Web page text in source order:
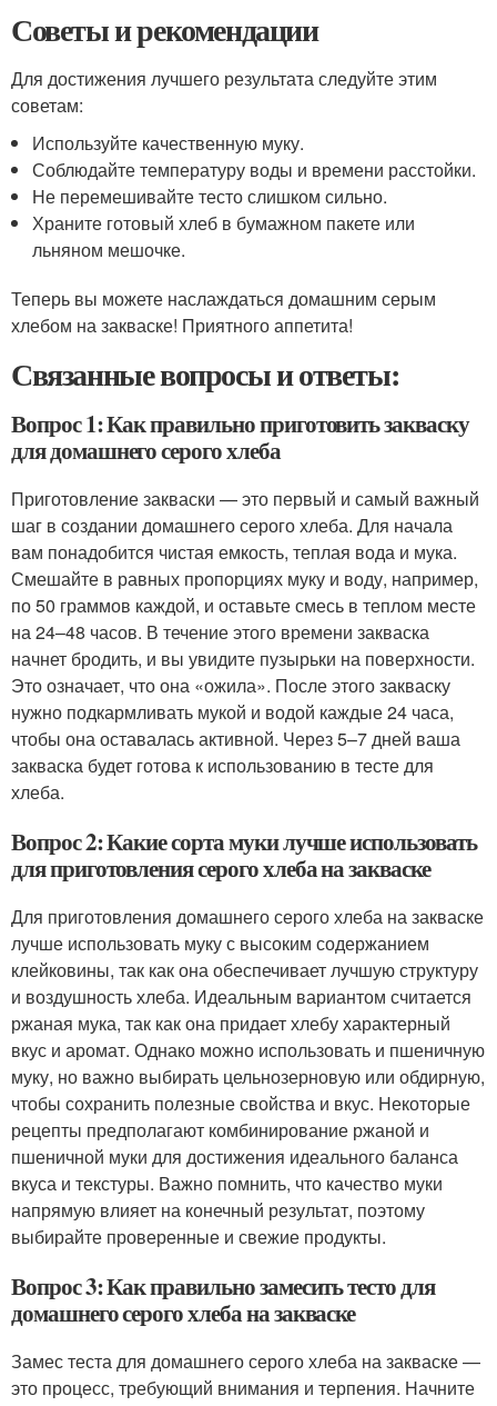
Советы и рекомендации
Для достижения лучшего результата следуйте этим
советам:
Используйте качественную муку.
Соблюдайте температуру воды и времени расстойки.
Не перемешивайте тесто слишком сильно.
Храните готовый хлеб в бумажном пакете или
льняном мешочке.
Теперь вы можете наслаждаться домашним серым
хлебом на закваске! Приятного аппетита!
Связанные вопросы и ответы:
Вопрос 1: Как правильно приготовить закваску
для домашнего серого хлеба
Приготовление закваски — это первый и самый важный
шаг в создании домашнего серого хлеба. Для начала
вам понадобится чистая емкость, теплая вода и мука.
Смешайте в равных пропорциях муку и воду, например,
по 50 граммов каждой, и оставьте смесь в теплом месте
на 24–48 часов. В течение этого времени закваска
начнет бродить, и вы увидите пузырьки на поверхности.
Это означает, что она «ожила». После этого закваску
нужно подкармливать мукой и водой каждые 24 часа,
чтобы она оставалась активной. Через 5–7 дней ваша
закваска будет готова к использованию в тесте для
хлеба.
Вопрос 2: Какие сорта муки лучше использовать
для приготовления серого хлеба на закваске
Для приготовления домашнего серого хлеба на закваске
лучше использовать муку с высоким содержанием
клейковины, так как она обеспечивает лучшую структуру
и воздушность хлеба. Идеальным вариантом считается
ржаная мука, так как она придает хлебу характерный
вкус и аромат. Однако можно использовать и пшеничную
муку, но важно выбирать цельнозерновую или обдирную,
чтобы сохранить полезные свойства и вкус. Некоторые
рецепты предполагают комбинирование ржаной и
пшеничной муки для достижения идеального баланса
вкуса и текстуры. Важно помнить, что качество муки
напрямую влияет на конечный результат, поэтому
выбирайте проверенные и свежие продукты.
Вопрос 3: Как правильно замесить тесто для
домашнего серого хлеба на закваске
Замес теста для домашнего серого хлеба на закваске —
это процесс, требующий внимания и терпения. Начните